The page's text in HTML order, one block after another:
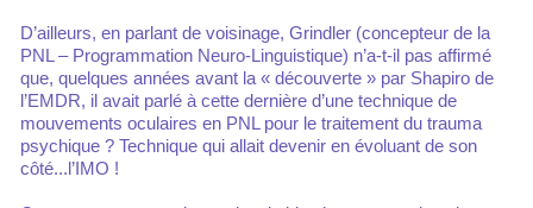
D’ailleurs, en parlant de voisinage, Grindler (concepteur de la
PNL – Programmation Neuro-Linguistique) n’a-t-il pas affirmé
que, quelques années avant la « découverte » par Shapiro de
l’EMDR, il avait parlé à cette dernière d’une technique de
mouvements oculaires en PNL pour le traitement du trauma
psychique ? Technique qui allait devenir en évoluant de son
côté...l’IMO !